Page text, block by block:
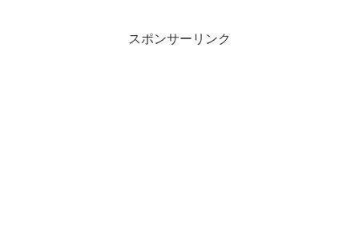
スポンサーリンク